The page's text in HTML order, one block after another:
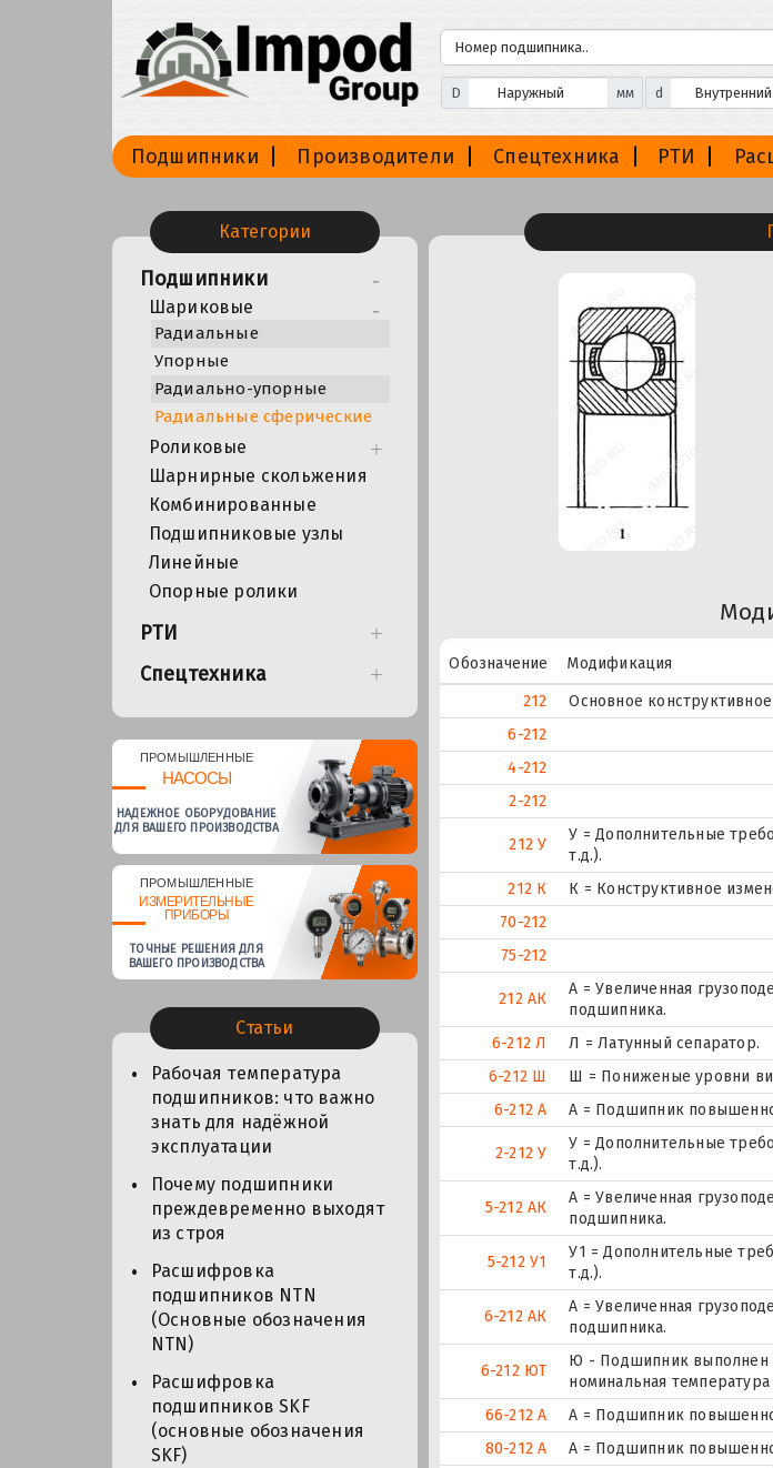
D мм d
Подшипники Производители Спецтехника РТИ
Категории
Подшипники
Шариковые
Радиальные
Упорные
Радиально-упорные
Радиальные сферические
Роликовые
Шарнирные скольжения
Комбинированные
Подшипниковые узлы
Линейные
Опорные ролики
РТИ
Спецтехника
ПРОМЫШЛЕННЫЕ
НАСОСЫ
НАДЕЖНОЕ ОБОРУДОВАНИЕ
ДЛЯ ВАШЕГО ПРОИЗВОДСТВА
ПРОМЫШЛЕННЫЕ
ИЗМЕРИТЕЛЬНЫЕ
ПРИБОРЫ
ТОЧНЫЕ РЕШЕНИЯ ДЛЯ
ВАШЕГО ПРОИЗВОДСТВА
Статьи
Рабочая температура
подшипников: что важно
знать для надёжной
эксплуатации
Почему подшипники
преждевременно выходят
из строя
Расшифровка
подшипников NTN
(Основные обозначения
NTN)
Расшифровка
подшипников SKF
(основные обозначения
SKF)
Обозначение
Модификация
212
Основное
6-212
4-212
2-212
212 У
У = Дополнительные
т.д.).
212 К
К = Конструктивное
70-212
75-212
212 АК
А = Увеличенная
подшипника.
6-212 Л
Л = Латунный сепаратор.
6-212 Ш
Ш = Пониженые уровни
6-212 А
А = Подшипник
2-212 У
У = Дополнительные
т.д.).
5-212 АК
А = Увеличенная
подшипника.
5-212 У1
У1 = Дополнительные
т.д.).
6-212 АК
А = Увеличенная
подшипника.
6-212 ЮТ
Ю - Подшипник выполнен
номинальная
66-212 А
А = Подшипник
80-212 А
А = Подшипник